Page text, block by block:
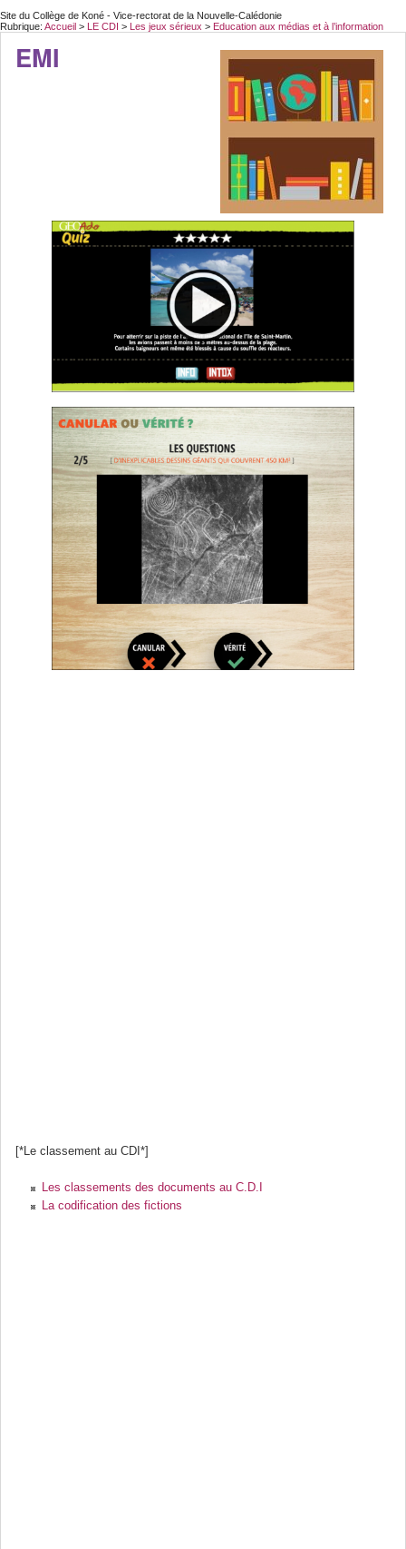
Site du Collège de Koné - Vice-rectorat de la Nouvelle-Calédonie
Rubrique: Accueil > LE CDI > Les jeux sérieux > Education aux médias et à l’information
EMI
[*Le classement au CDI*]
Les classements des documents au C.D.I
La codification des fictions